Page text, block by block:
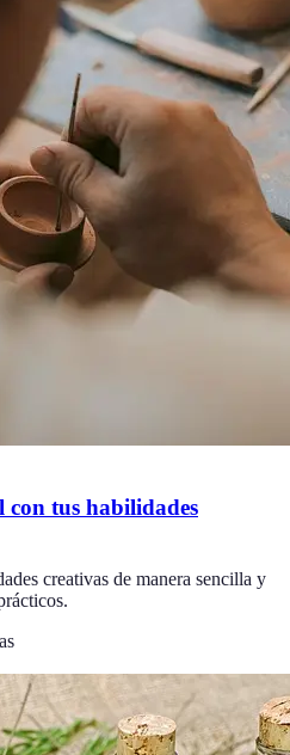
tus habilidades
creativas de manera sencilla y